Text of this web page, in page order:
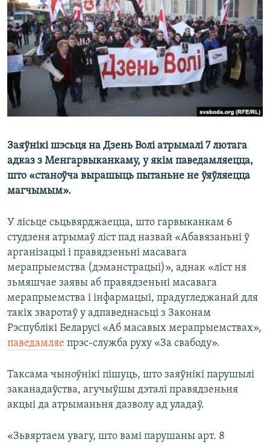
КУЛЬТУРА
КАЛЯНДАР
МОВА
НА ХВАЛЯХ СВАБОДЫ
Заяўнікі шэсьця на Дзень Волі атрымалі 7 лютага
адказ з Менгарвыканкаму, у якім паведамляецца,
што «станоўча вырашыць пытаньне не ўяўляецца
магчымым».
У лісьце сьцьвярджаецца, што гарвыканкам 6
студзеня атрымаў ліст пад назвай «Абавязаньні ў
арганізацыі і правядзеньні масавага
мерапрыемства (дэманстрацыі)», аднак «ліст ня
зьмяшчае заявы аб правядзеньні масавага
мерапрыемства і інфармацыі, прадугледжанай для
такіх зваротаў у адпаведнасьці з Законам
Рэспублікі Беларусі «Аб масавых мерапрыемствах»,
паведамляе прэс-служба руху «За свабоду».
Таксама чыноўнікі пішуць, што заяўнікі парушылі
заканадаўства, агучыўшы дэталі правядзеньня
акцыі да атрыманьня дазволу ад уладаў.
«Зьвяртаем увагу, што вамі парушаны арт. 8